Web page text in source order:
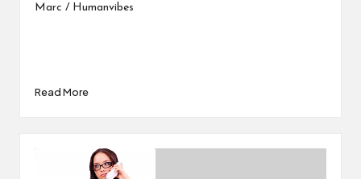
Marc / Humanvibes
Read More